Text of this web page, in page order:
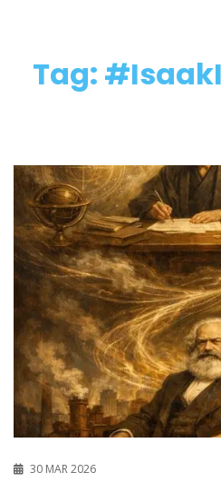
Tag:
30 MAR 2026